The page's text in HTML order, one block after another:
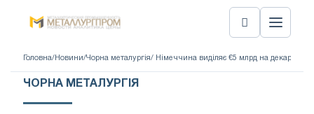
Головна/ Новини/Чорна металургія/ Німеччина виділяє €5 млрд на
ЧОРНА МЕТАЛУРГІЯ